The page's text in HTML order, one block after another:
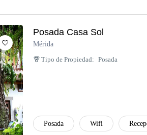
Posada Casa Sol
Mérida
Tipo de Propiedad: Posada
Posada Wifi